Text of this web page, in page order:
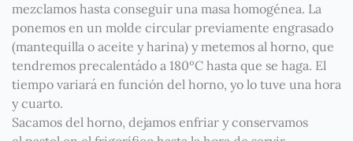
mezclamos hasta conseguir una masa homogénea. La
ponemos en un molde circular previamente engrasado
(mantequilla o aceite y harina) y metemos al horno, que
tendremos precalentádo a 180ºC hasta que se haga. El
tiempo variará en función del horno, yo lo tuve una hora
y cuarto.
Sacamos del horno, dejamos enfriar y conservamos